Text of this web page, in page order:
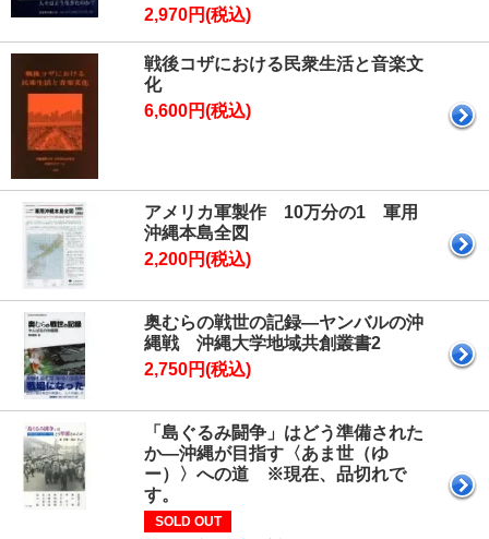
2,970円(税込)
戦後コザにおける民衆生活と音楽文
化
6,600円(税込)
アメリカ軍製作 10万分の1 軍用
沖縄本島全図
2,200円(税込)
奥むらの戦世の記録―ヤンバルの沖
縄戦 沖縄大学地域共創叢書2
2,750円(税込)
「島ぐるみ闘争」はどう準備された
か―沖縄が目指す〈あま世（ゆ
ー）〉への道 ※現在、品切れで
す。
SOLD OUT